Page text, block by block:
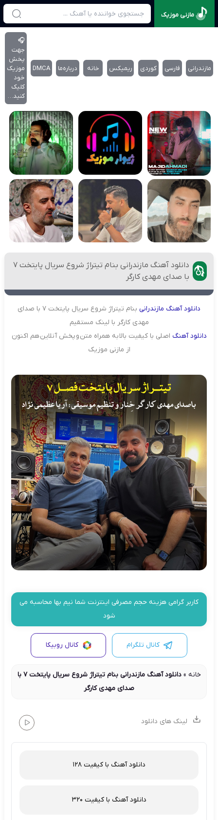
مازنی موزیک
مازندرانی فارسی کوردی ریمیکس خانه درباره‌‌ما DMCA
🎧
جهت
پخش
موزیک
خود
کلیک
کنید…
دانلود آهنگ مازندرانی بنام تیتراژ شروع سریال پایتخت 7
با صدای مهدی کارگر
دانلودآهنگ مازندرانی
بنام تیتراژ شروع سریال پایتخت 7 با صدای
مهدی کارگر با لینک مستقیم
دانلودآهنگ اصلی با کیفیت بالا به همراه متن و پخش آنلاین هم اکنون
از مازنی موزیک
کاربر گرامی هزینه حجم مصرفی اینترنت شما نیم بها محاسبه می
شود
کانال تلگرام کانال روبیکا
خانه »
دانلود آهنگ مازندرانی بنام تیتراژ شروع سریال پایتخت 7 با
صدای مهدی کارگر
لینک های دانلود
دانلود آهنگ با کیفیت 128
دانلود آهنگ با کیفیت 320